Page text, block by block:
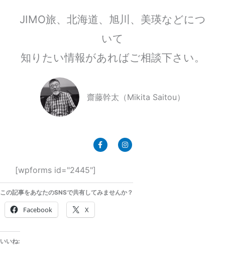
JIMO旅、北海道、旭川、美瑛などにつ
いて
知りたい情報があればご相談下さい。
齋藤幹太（Mikita Saitou）
F
a
c
o
k
-
I
n
s
r
a
m
[wpforms id="2445"]
この記事をあなたのSNSで共有してみませんか？
Facebook X
いいね: